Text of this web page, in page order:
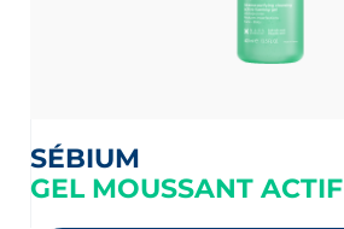
SÉBIUM
GEL MOUSSANT ACTIF